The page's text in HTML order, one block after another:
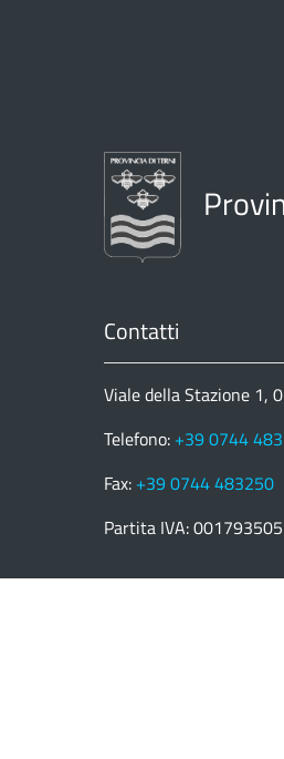
Contatti
Viale della Stazione 1,
Telefono: +39 0744
Fax: +39 0744 483250
Partita IVA: